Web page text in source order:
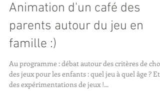
6 décembre 2019 :
Animation d'un café des
parents autour du jeu en
famille :)
Au programme : débat autour des critères de choix